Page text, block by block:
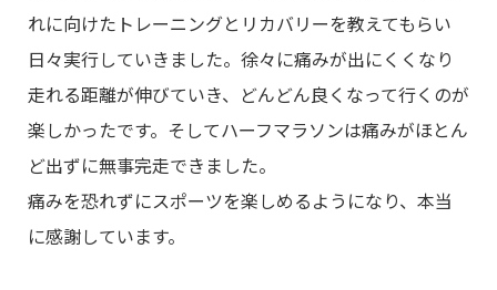
れに向けたトレーニングとリカバリーを教えてもらい
日々実行していきました。徐々に痛みが出にくくなり
走れる距離が伸びていき、どんどん良くなって行くのが
楽しかったです。そしてハーフマラソンは痛みがほとん
ど出ずに無事完走できました。
痛みを恐れずにスポーツを楽しめるようになり、本当
に感謝しています。